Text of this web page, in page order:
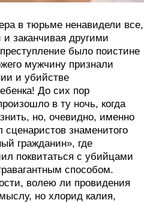
в тюрьме ненавидели все,
и заканчивая другими
было поистине
мужчину признали
и убийстве
До сих пор
в ту ночь, когда
но, очевидно, именно
сценаристов знаменитого
гражданин», где
поквитаться с убийцами
способом.
волею ли провидения
но хлорид калия,